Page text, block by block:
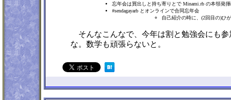
忘年会は買出しと持ち寄りとで Minami.rb の本領発
#sendagayarb とオンラインで合同忘年会
自己紹介の時に、(2回目の)ひ
そんなこんなで、今年は割と勉強会にも
な。数学も頑張らないと。